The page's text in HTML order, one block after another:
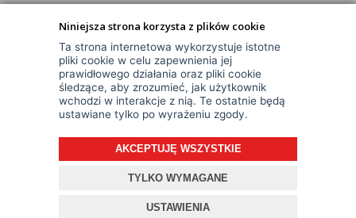
Niniejsza strona korzysta z plików cookie
Ta strona internetowa wykorzystuje istotne
pliki cookie w celu zapewnienia jej
prawidłowego działania oraz pliki cookie
śledzące, aby zrozumieć, jak użytkownik
wchodzi w interakcje z nią. Te ostatnie będą
ustawiane tylko po wyrażeniu zgody.
AKCEPTUJĘ WSZYSTKIE
TYLKO WYMAGANE
USTAWIENIA
7:00 - 15:00
© Wszelkie Prawa Zastrzeżone
Projekt i oprogramowanie sklepu: